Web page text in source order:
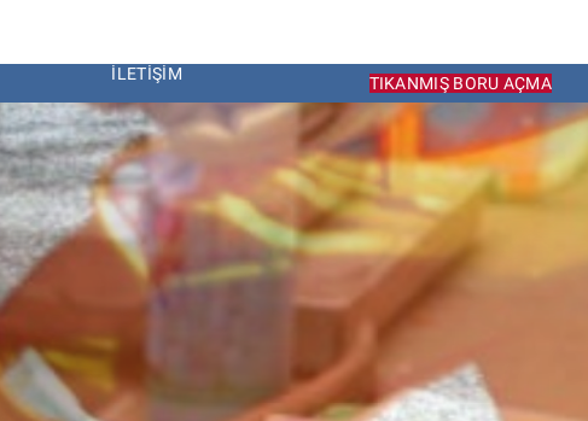
İLETIŞIM
TIKANMIŞ BORU AÇMA